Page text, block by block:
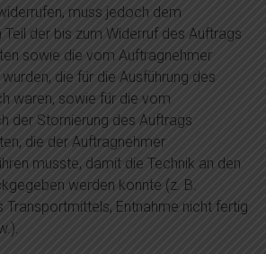
muss jedoch dem
der bis zum Widerruf des Auftrags
sowie die vom Auftragnehmer
die für die Ausführung des
waren, sowie für die vom
der Stornierung des Auftrags
die der Auftragnehmer
musste, damit die Technik an den
werden konnte (z. B.
Transportmittels, Entnahme nicht fertig